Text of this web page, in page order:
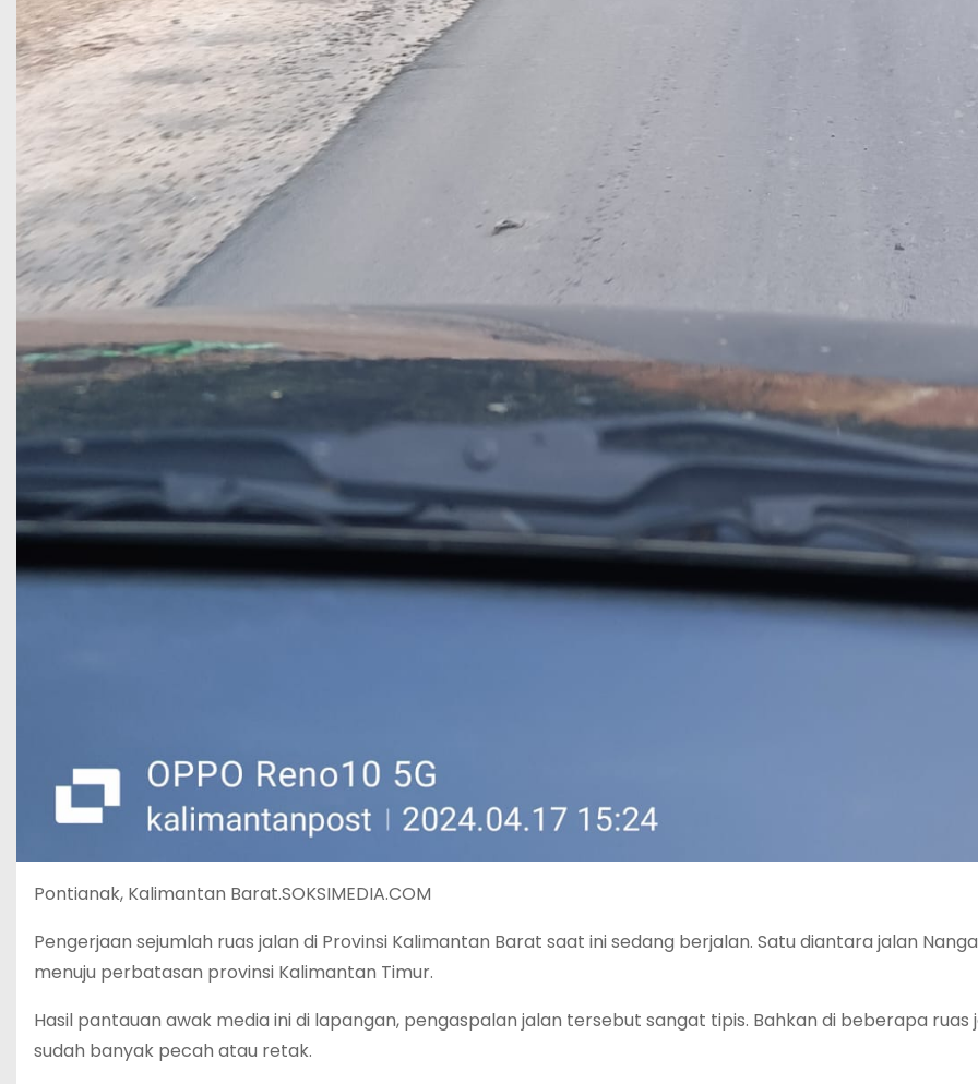
Pontianak, Kalimantan Barat.SOKSIMEDIA.COM
Pengerjaan sejumlah ruas jalan di Provinsi Kalimantan Barat saat ini sedang berjalan. Satu diantara jalan
menuju perbatasan provinsi Kalimantan Timur.
Hasil pantauan awak media ini di lapangan, pengaspalan jalan tersebut sangat tipis. Bahkan di beberapa ruas
sudah banyak pecah atau retak.